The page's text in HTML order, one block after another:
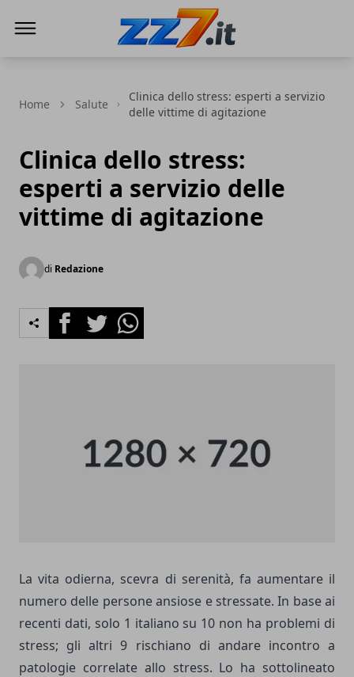
Home Salute
Clinica dello stress: esperti a servizio
delle vittime di agitazione
Clinica dello stress:
esperti a servizio delle
vittime di agitazione
di Redazione
FacebookTwitterWhatsapp
La vita odierna, scevra di serenità, fa aumentare il
numero delle persone ansiose e stressate. In base ai
recenti dati, solo 1 italiano su 10 non ha problemi di
stress; gli altri 9 rischiano di andare incontro a
patologie correlate allo stress. Lo ha sottolineato